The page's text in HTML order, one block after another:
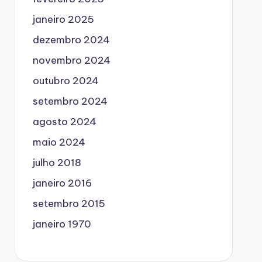
janeiro 2025
dezembro 2024
novembro 2024
outubro 2024
setembro 2024
agosto 2024
maio 2024
julho 2018
janeiro 2016
setembro 2015
janeiro 1970